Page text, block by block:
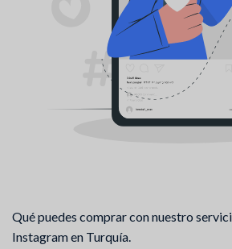
Qué puedes comprar con nuestro
Instagram en Turquía.